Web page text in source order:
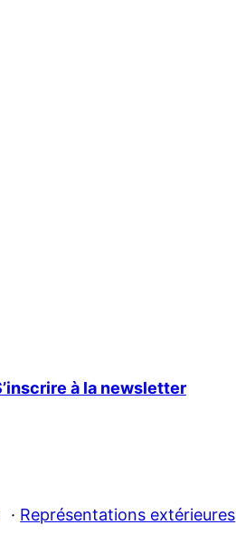
à la newsletter
· Représentations extérieures